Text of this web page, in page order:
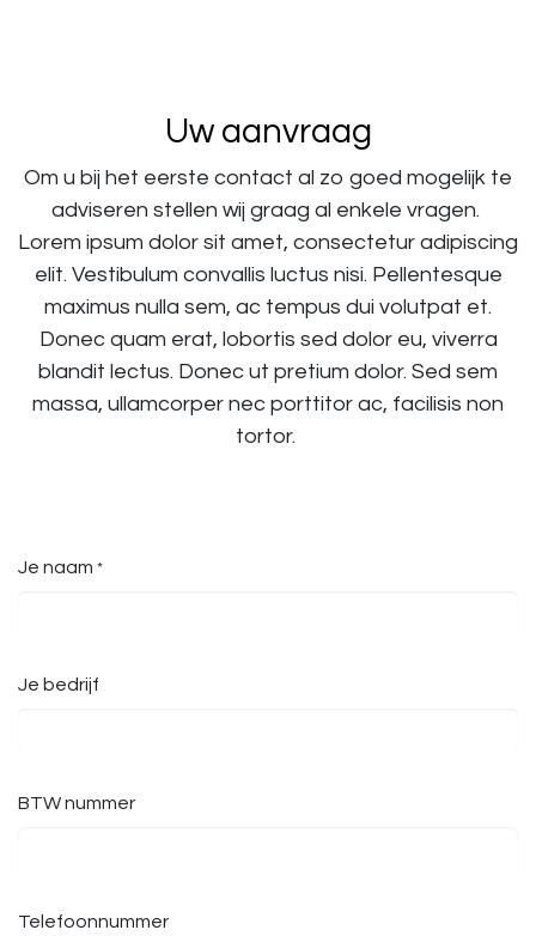
Uw aanvraag
Om u bij het eerste contact al zo goed mogelijk te
adviseren stellen wij graag al enkele vragen.
Lorem ipsum dolor sit amet, consectetur adipiscing
elit. Vestibulum convallis luctus nisi. Pellentesque
maximus nulla sem, ac tempus dui volutpat et.
Donec quam erat, lobortis sed dolor eu, viverra
blandit lectus. Donec ut pretium dolor. Sed sem
massa, ullamcorper nec porttitor ac, facilisis non
tortor.
Je naam *
Je bedrijf
BTW nummer
Telefoonnummer